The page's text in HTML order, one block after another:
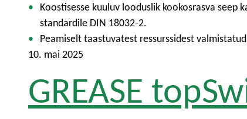
Koostisesse kuuluv looduslik kookosrasva
standardile DIN 18032-2.
Peamiselt taastuvatest ressurssidest
10. mai 2025
GREASE